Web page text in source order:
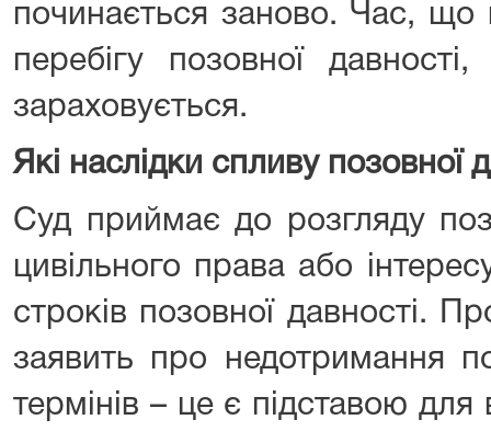
починається заново. Час,
перебігу позовної
зараховується.
Які наслідки спливу позовної
Суд приймає до розгляду
цивільного права або
строків позовної давності.
заявить про недотримання
термінів – це є підставою